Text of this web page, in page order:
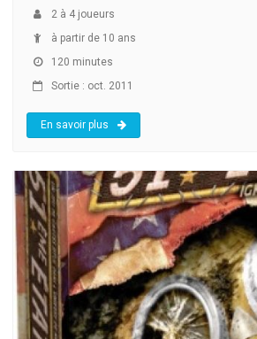
2 à 4 joueurs
à partir de 10 ans
120 minutes
Sortie : oct. 2011
En savoir plus